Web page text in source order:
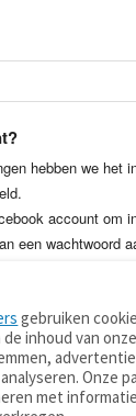
hebben we het
account om
een wachtwoord
gebruiken
inhoud van
Onze
met